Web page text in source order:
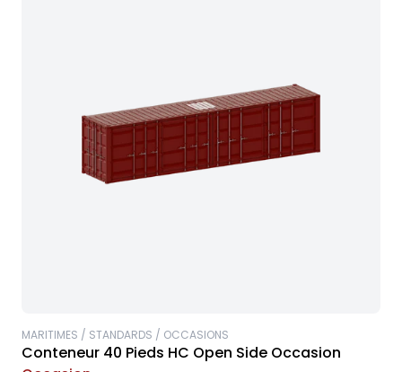
MARITIMES / STANDARDS / OCCASIONS
Conteneur 40 Pieds HC Open Side Occasion